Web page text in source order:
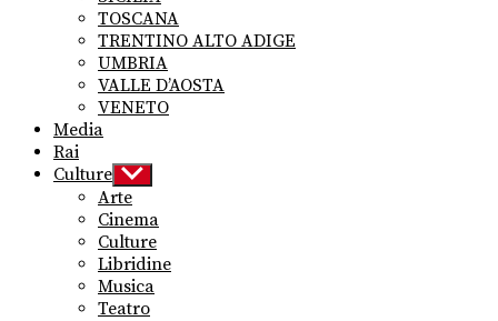
TOSCANA
TRENTINO ALTO ADIGE
UMBRIA
VALLE D’AOSTA
VENETO
Media
Rai
Culture Show
sub
menu
Arte
Cinema
Culture
Libridine
Musica
Teatro